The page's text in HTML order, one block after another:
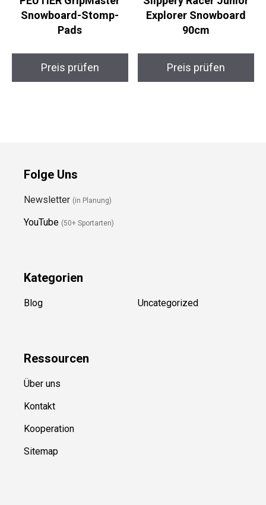
PEUTIER GripMaster
Snowboard-Stomp-
Pads
Preis prüfen
Slippery Racer Junior
Explorer Snowboard
90cm
Preis prüfen
Folge Uns
Newsletter (in Planung)
YouTube (50+ Sportarten)
Kategorien
Blog Uncategorized
Ressourcen
Über uns
Kontakt
Kooperation
Sitemap